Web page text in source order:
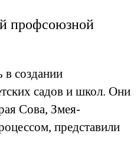
профсоюзной
в создании
садов и школ. Они
Сова, Змея-
представили